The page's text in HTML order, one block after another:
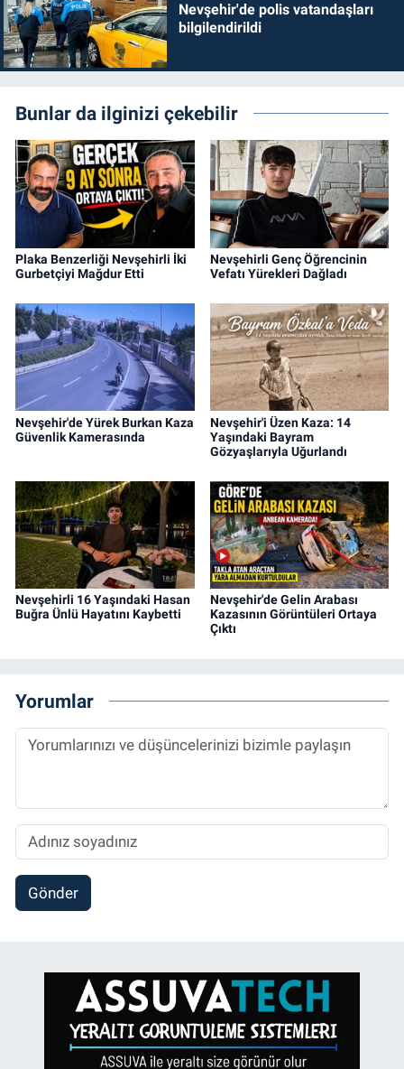
Nevşehir'de polis vatandaşları
bilgilendirildi
Bunlar da ilginizi çekebilir
Plaka Benzerliği Nevşehirli İki
Gurbetçiyi Mağdur Etti
Nevşehirli Genç Öğrencinin
Vefatı Yürekleri Dağladı
Nevşehir'de Yürek Burkan Kaza
Güvenlik Kamerasında
Nevşehir'i Üzen Kaza: 14
Yaşındaki Bayram
Gözyaşlarıyla Uğurlandı
Nevşehirli 16 Yaşındaki Hasan
Buğra Ünlü Hayatını Kaybetti
Nevşehir'de Gelin Arabası
Kazasının Görüntüleri Ortaya
Çıktı
Yorumlar
Gönder